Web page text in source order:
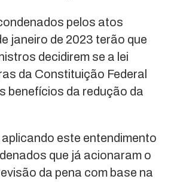
pelos atos
janeiro de 2023 terão que
decidirem se a lei
da Constituição Federal
benefícios da redução da
este entendimento
que já acionaram o
da pena com base na